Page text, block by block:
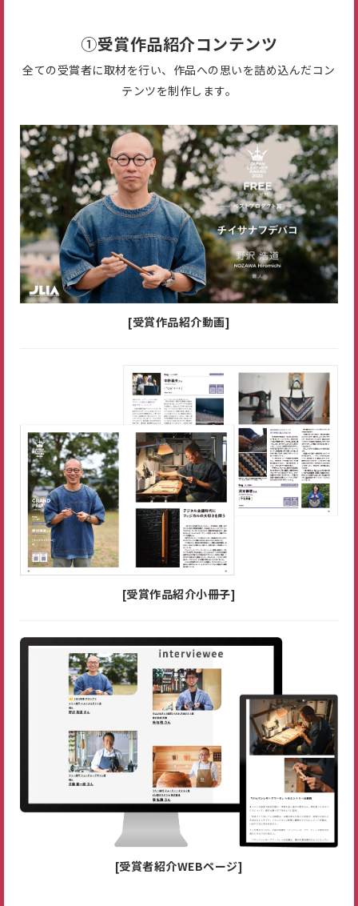
①受賞作品紹介コンテンツ
全ての受賞者に取材を行い、作品への思いを詰め込んだコン
テンツを制作します。
[受賞作品紹介動画]
[受賞作品紹介小冊子]
[受賞者紹介WEBページ]